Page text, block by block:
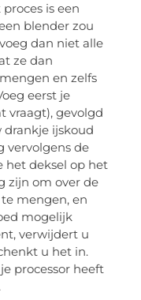
is een
blender zou
dan niet alle
ze dan
en zelfs
eerst je
vraagt), gevolgd
ijskoud
vervolgens de
het deksel op het
zijn om over de
mengen, en
mogelijk
verwijdert u
u het in.
processor heeft